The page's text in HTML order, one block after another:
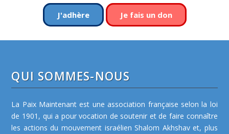
J'adhère Je fais un don
QUI SOMMES-NOUS
La Paix Maintenant est une association française selon la loi
de 1901, qui a pour vocation de soutenir et de faire connaître
les actions du mouvement israélien Shalom Akhshav et, plus